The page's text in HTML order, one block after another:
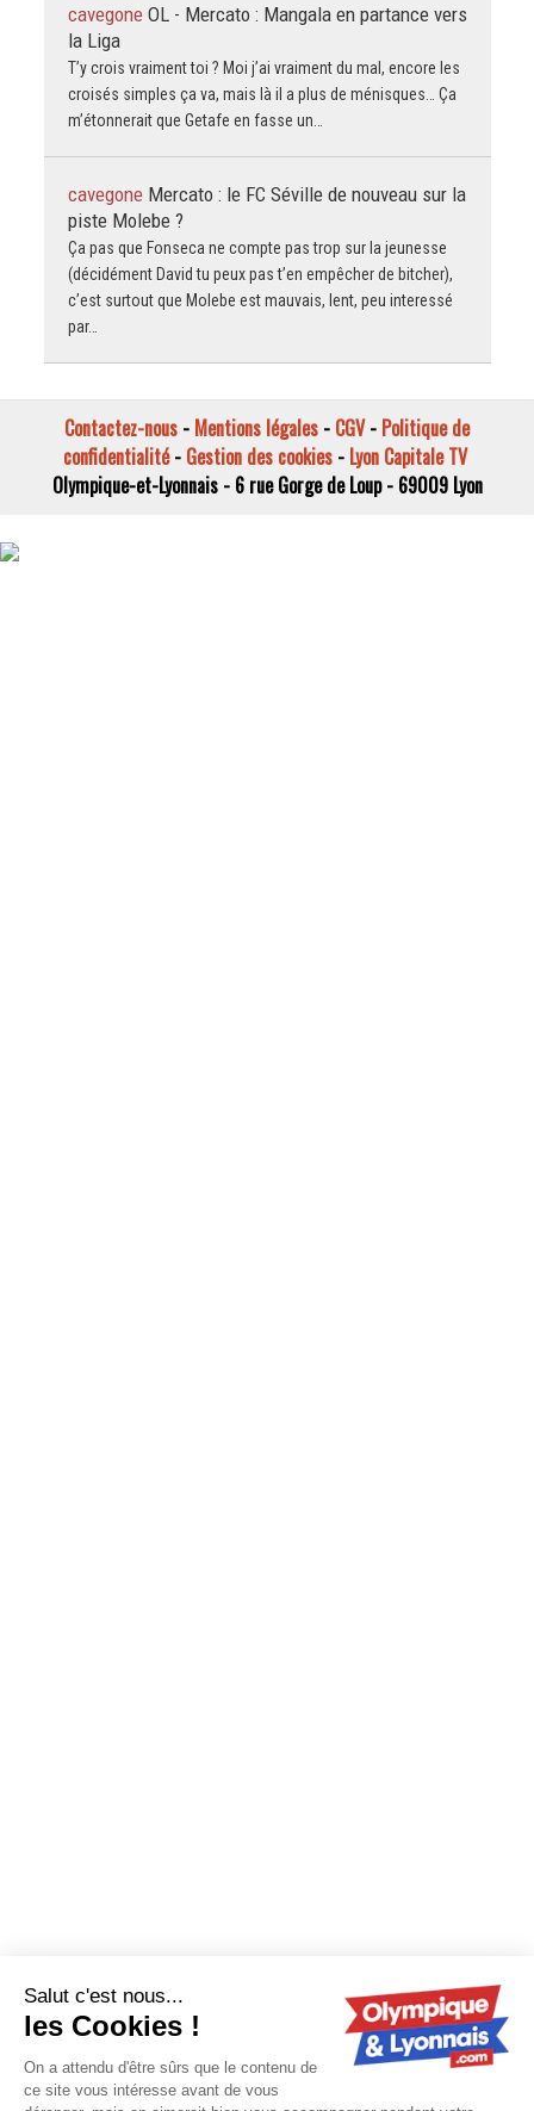
cavegone OL - Mercato : Mangala en partance vers
la Liga
T’y crois vraiment toi ? Moi j’ai vraiment du mal, encore les
croisés simples ça va, mais là il a plus de ménisques… Ça
m’étonnerait que Getafe en fasse un…
cavegone Mercato : le FC Séville de nouveau sur la
piste Molebe ?
Ça pas que Fonseca ne compte pas trop sur la jeunesse
(décidément David tu peux pas t’en empêcher de bitcher),
c’est surtout que Molebe est mauvais, lent, peu interessé
par…
Contactez-nous - Mentions légales - CGV- Politique de
confidentialité- Gestion des cookies- Lyon Capitale TV
Olympique-et-Lyonnais - 6 rue Gorge de Loup - 69009 Lyon